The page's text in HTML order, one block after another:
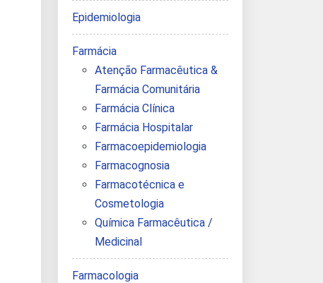
Epidemiologia
Farmácia
Atenção Farmacêutica &
Farmácia Comunitária
Farmácia Clínica
Farmácia Hospitalar
Farmacoepidemiologia
Farmacognosia
Farmacotécnica e
Cosmetologia
Química Farmacêutica /
Medicinal
Farmacologia